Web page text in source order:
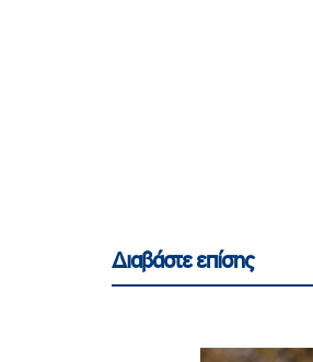
Διαβάστε επίσης